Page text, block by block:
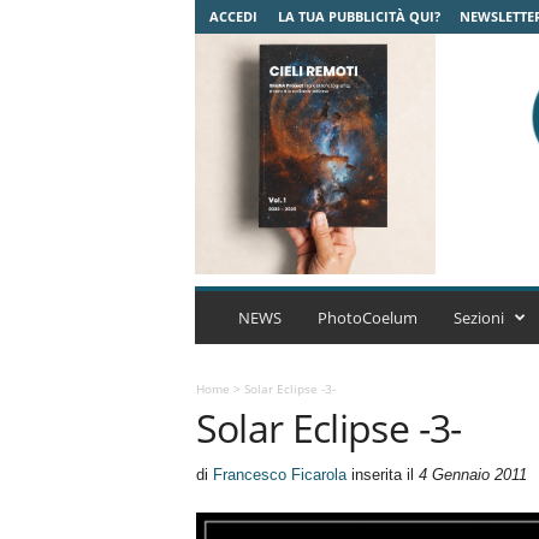
ACCEDI LA TUA PUBBLICITÀ QUI?
C
m
A
r
NEWS PhotoCoelum Sezioni
Home > Solar Eclipse -3-
Solar Eclipse -3-
di Francesco Ficarolainserita il 4 Gennaio 2011